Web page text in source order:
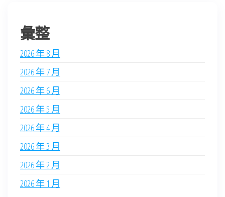
彙整
2026 年 8 月
2026 年 7 月
2026 年 6 月
2026 年 5 月
2026 年 4 月
2026 年 3 月
2026 年 2 月
2026 年 1 月